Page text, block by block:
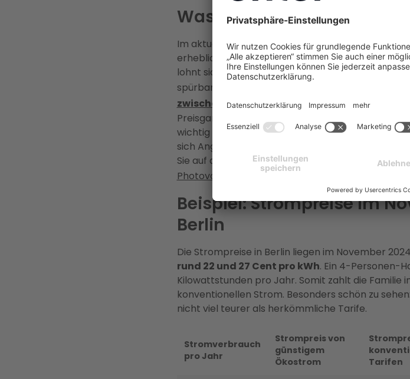
Was kostet 1
Im aktuellen Stromvergleich stellt man schnell
erheblich. Im Durchschnitt zahlen wirEnde 2024
lohnt sich definitiv. Denn wer einen
spürbar senken. Neukunden finden bei
zwischen 27 und 32 Cent pro Kilowattstunde
Preisgarantie profitieren, die sie vor zukünftigen
wichtig ein regelmäßiger Strompreisvergleich ist.
sich Angebote je nach Anbieter sowie regional
Sie auf der Suche nachalternativer, natürlicher
Photovoltaik
langfristig Ihre Stromkosten senken.
Beispiel: Strompreise im
Berlin
Die Strompreise in Berlin liegen im November 2024
rund 22 und 27 Cent pro kWh. Ein 4-Personen-
Kilowattstunden pro Jahr. Somit zahlt die
konventionellen Strom. Besonders schön zu sehen:
nicht viel teurer als herkömmliche Tarife.
Stromverbrauch
pro Jahr
Strompreis von
günstigem
Ökostrom
Tarifen